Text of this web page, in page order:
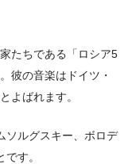
たちである「ロシア5
彼の音楽はドイツ・
よばれます。
ソルグスキー、ボロデ
す。